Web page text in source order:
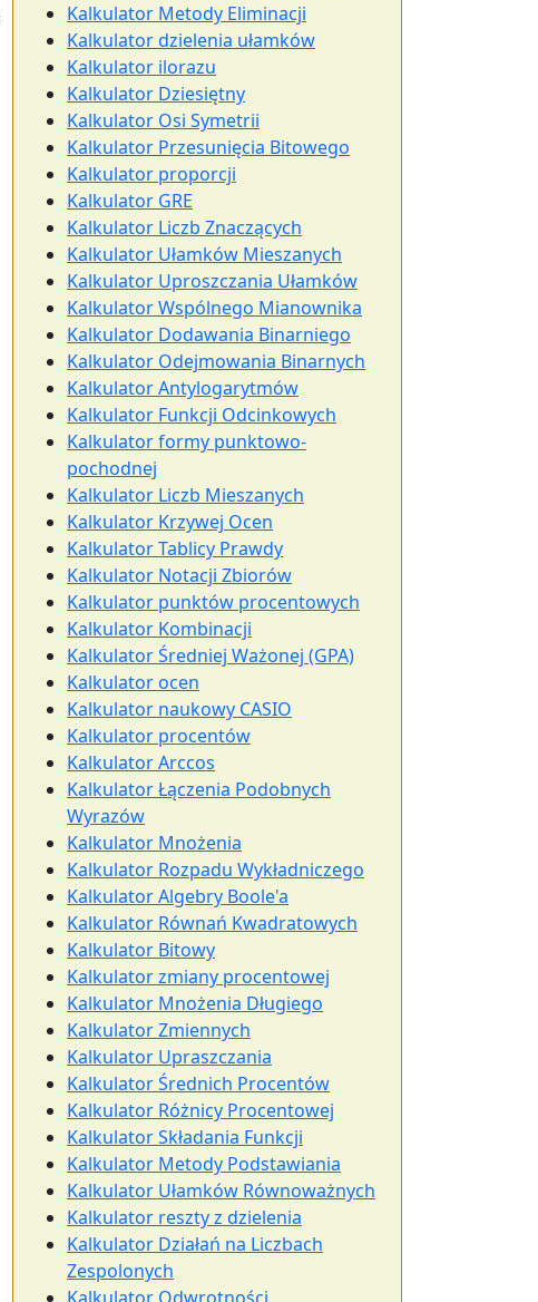
Kalkulator Metody Eliminacji
Kalkulator dzielenia ułamków
Kalkulator ilorazu
Kalkulator Dziesiętny
Kalkulator Osi Symetrii
Kalkulator Przesunięcia Bitowego
Kalkulator proporcji
Kalkulator GRE
Kalkulator Liczb Znaczących
Kalkulator Ułamków Mieszanych
Kalkulator Uproszczania Ułamków
Kalkulator Wspólnego Mianownika
Kalkulator Dodawania Binarniego
Kalkulator Odejmowania Binarnych
Kalkulator Antylogarytmów
Kalkulator Funkcji Odcinkowych
Kalkulator formy punktowo-
pochodnej
Kalkulator Liczb Mieszanych
Kalkulator Krzywej Ocen
Kalkulator Tablicy Prawdy
Kalkulator Notacji Zbiorów
Kalkulator punktów procentowych
Kalkulator Kombinacji
Kalkulator Średniej Ważonej (GPA)
Kalkulator ocen
Kalkulator naukowy CASIO
Kalkulator procentów
Kalkulator Arccos
Kalkulator Łączenia Podobnych
Wyrazów
Kalkulator Mnożenia
Kalkulator Rozpadu Wykładniczego
Kalkulator Algebry Boole'a
Kalkulator Równań Kwadratowych
Kalkulator Bitowy
Kalkulator zmiany procentowej
Kalkulator Mnożenia Długiego
Kalkulator Zmiennych
Kalkulator Upraszczania
Kalkulator Średnich Procentów
Kalkulator Różnicy Procentowej
Kalkulator Składania Funkcji
Kalkulator Metody Podstawiania
Kalkulator Ułamków Równoważnych
Kalkulator reszty z dzielenia
Kalkulator Działań na Liczbach
Zespolonych